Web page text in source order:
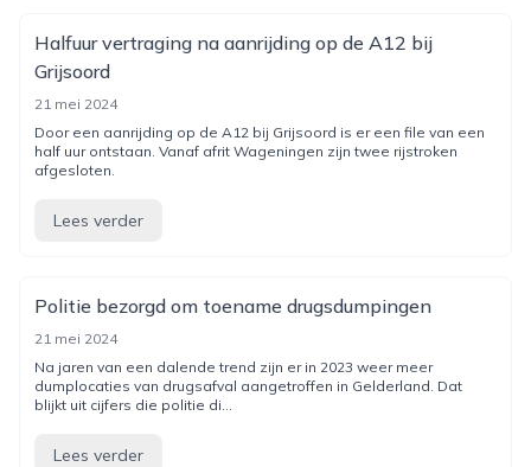
Halfuur vertraging na aanrijding op de A12 bij
Grijsoord
21 mei 2024
Door een aanrijding op de A12 bij Grijsoord is er een file van een
half uur ontstaan. Vanaf afrit Wageningen zijn twee rijstroken
afgesloten.
Lees verder
Politie bezorgd om toename drugsdumpingen
21 mei 2024
Na jaren van een dalende trend zijn er in 2023 weer meer
dumplocaties van drugsafval aangetroffen in Gelderland. Dat
blijkt uit cijfers die politie di...
Lees verder